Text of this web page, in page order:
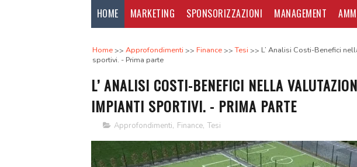
HOME MARKETING SPONSORIZZAZIONI MANAGEMENT
Home Approfondimenti Finance Tesi
L’ Analisi Costi-Benefici
sportivi. - Prima parte
L’ ANALISI COSTI-BENEFICI NELLA
IMPIANTI SPORTIVI. - PRIMA PARTE
Approfondimenti, Finance, Tesi